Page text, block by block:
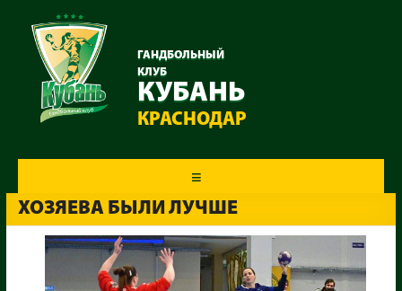
ГАНДБОЛЬНЫЙ
КЛУБ
КУБАНЬ
КРАСНОДАР
ХОЗЯЕВА БЫЛИ ЛУЧШЕ